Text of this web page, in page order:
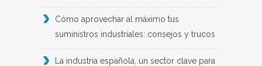
Cómo aprovechar al máximo tus
suministros industriales: consejos y trucos
La industria española, un sector clave para